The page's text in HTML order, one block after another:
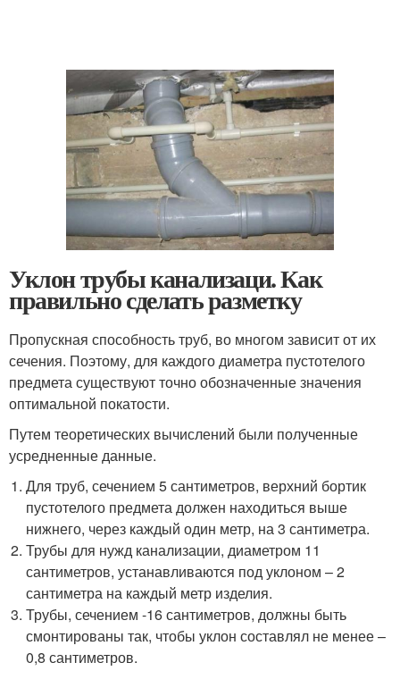
Уклон трубы канализаци. Как
правильно сделать разметку
Пропускная способность труб, во многом зависит от их
сечения. Поэтому, для каждого диаметра пустотелого
предмета существуют точно обозначенные значения
оптимальной покатости.
Путем теоретических вычислений были полученные
усредненные данные.
Для труб, сечением 5 сантиметров, верхний бортик
пустотелого предмета должен находиться выше
нижнего, через каждый один метр, на 3 сантиметра.
Трубы для нужд канализации, диаметром 11
сантиметров, устанавливаются под уклоном – 2
сантиметра на каждый метр изделия.
Трубы, сечением -16 сантиметров, должны быть
смонтированы так, чтобы уклон составлял не менее –
0,8 сантиметров.